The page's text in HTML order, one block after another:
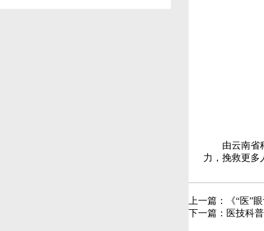
由云南省
力，挽救更多
上一篇：
《“医”
下一篇： 医技科